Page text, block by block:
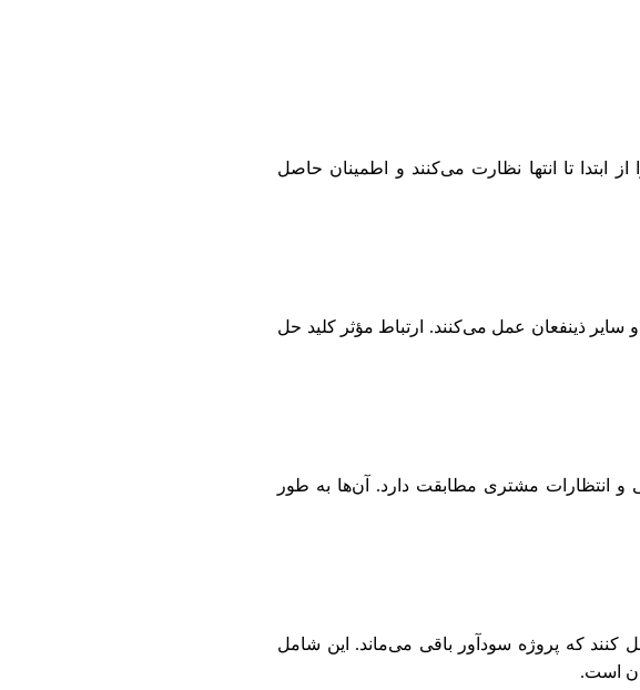
ابتدا تا انتها نظارت می‌کنند و اطمینان حاصل
سایر ذینفعان عمل می‌کنند. ارتباط مؤثر کلید حل
و انتظارات مشتری مطابقت دارد. آن‌ها به طور
کنند که پروژه سودآور باقی می‌ماند. این شامل
است.